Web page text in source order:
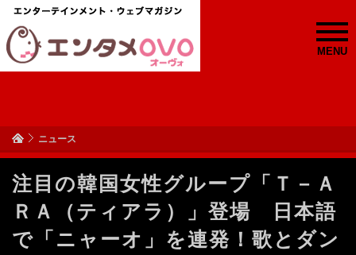
MENU
ニュース
注目の韓国女性グループ「Ｔ－Ａ
ＲＡ（ティアラ）」登場 日本語
で「ニャーオ」を連発！歌とダン